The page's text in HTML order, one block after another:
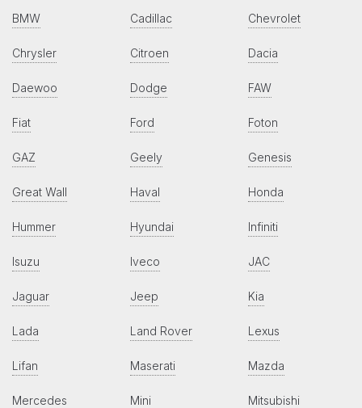
BMW Cadillac Chevrolet
Chrysler Citroen Dacia
Daewoo Dodge FAW
Fiat Ford Foton
GAZ Geely Genesis
Great Wall Haval Honda
Hummer Hyundai Infiniti
Isuzu Iveco JAC
Jaguar Jeep Kia
Lada Land Rover Lexus
Lifan Maserati Mazda
Mercedes Mini Mitsubishi